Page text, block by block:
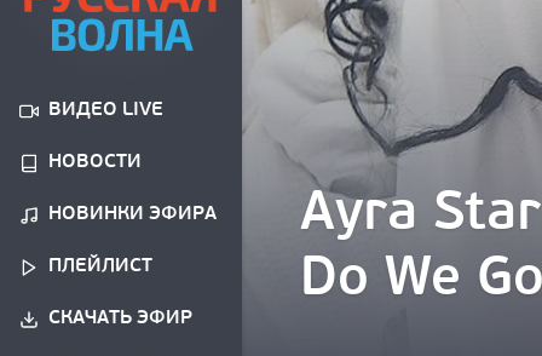
ВИДЕО LIVE
НОВОСТИ
НОВИНКИ ЭФИРА
ПЛЕЙЛИСТ
СКАЧАТЬ ЭФИР
Ayra
Do We